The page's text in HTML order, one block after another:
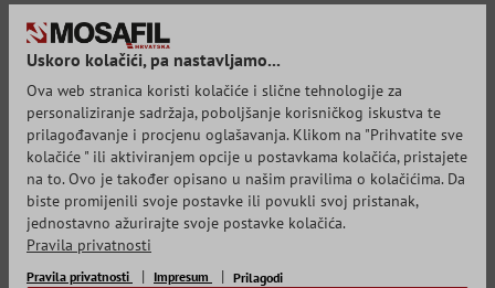
Uskoro kolačići, pa nastavljamo...
Ova web stranica koristi kolačiće i slične tehnologije za
personaliziranje sadržaja, poboljšanje korisničkog iskustva te
prilagođavanje i procjenu oglašavanja. Klikom na "Prihvatite sve
kolačiće " ili aktiviranjem opcije u postavkama kolačića, pristajete
na to. Ovo je također opisano u našim pravilima o kolačićima. Da
biste promijenili svoje postavke ili povukli svoj pristanak,
jednostavno ažurirajte svoje postavke kolačića.
Pravila privatnosti
Pravila privatnosti Impresum Prilagodi